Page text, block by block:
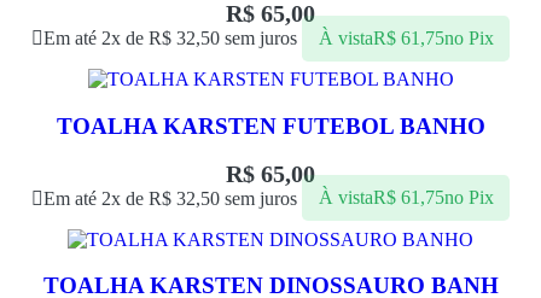
R$ 65,00
Em até 2x de R$32,50sem juros À vistaR$61,75no Pix
TOALHA KARSTEN FUTEBOL BANHO
R$ 65,00
Em até 2x de R$32,50sem juros À vistaR$61,75no Pix
TOALHA KARSTEN DINOSSAURO BANH